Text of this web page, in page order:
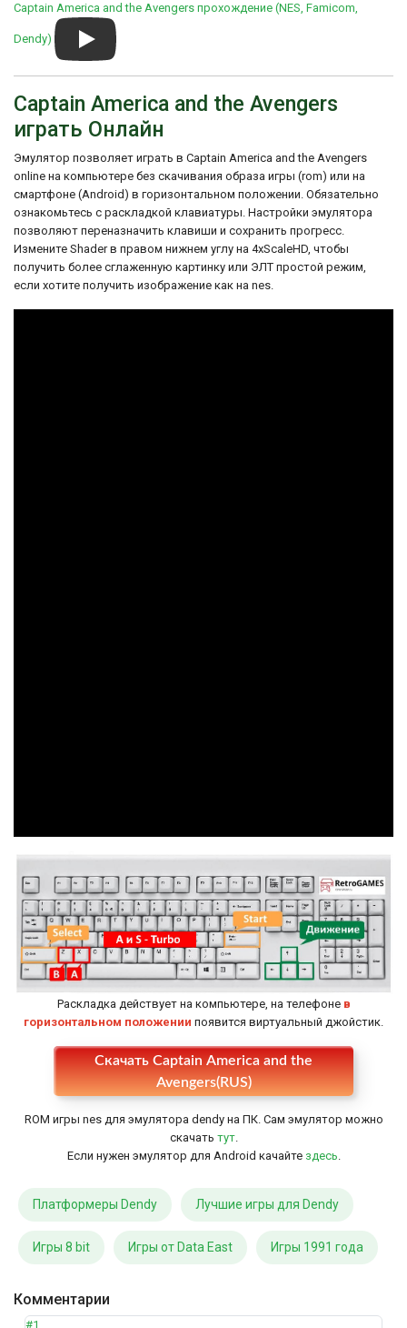
Captain America and the Avengers прохождение (NES, Famicom,
Dendy)
Captain America and the Avengers
играть Онлайн
Эмулятор позволяет играть в Captain America and the Avengers
online на компьютере без скачивания образа игры (rom) или на
смартфоне (Android) в горизонтальном положении. Обязательно
ознакомьтесь с раскладкой клавиатуры. Настройки эмулятора
позволяют переназначить клавиши и сохранить прогресс.
Измените Shader в правом нижнем углу на 4xScaleHD, чтобы
получить более сглаженную картинку или ЭЛТ простой режим,
если хотите получить изображение как на nes.
Настройки
Раскладка действует на компьютере, на телефоне в
горизонтальном положении появится виртуальный джойстик.
Скачать Captain America and the
Avengers(RUS)
ROM игры nes для эмулятора dendy на ПК. Сам эмулятор можно
скачать тут.
Если нужен эмулятор для Android качайте здесь.
Платформеры Dendy Лучшие игры для Dendy
Игры 8 bit Игры от Data East Игры 1991 года
Комментарии
#1